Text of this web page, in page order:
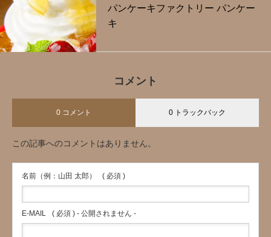
パンケーキファクトリー パンケー
キ
コメント
0 コメント 0 トラックバック
この記事へのコメントはありません。
名前（例：山田 太郎） ( 必須 )
E-MAIL ( 必須 ) - 公開されません -